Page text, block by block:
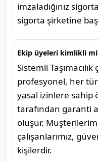
imzaladığınız
sigorta şirketine
Ekip üyeleri kimlikli
Sistemli
profesyonel, her
yasal izinlere sahip
tarafından garanti
oluşur.
çalışanlarımız,
kişilerdir.